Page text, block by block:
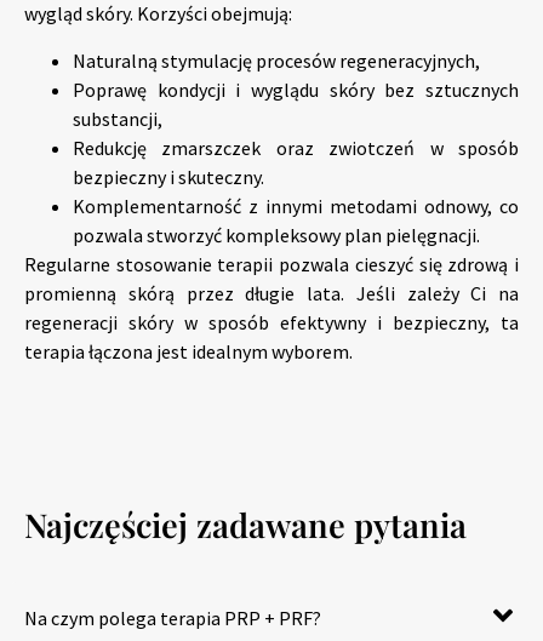
wygląd skóry. Korzyści obejmują:
Naturalną stymulację procesów regeneracyjnych,
Poprawę kondycji i wyglądu skóry bez sztucznych
substancji,
Redukcję zmarszczek oraz zwiotczeń w sposób
bezpieczny i skuteczny.
Komplementarność z innymi metodami odnowy, co
pozwala stworzyć kompleksowy plan pielęgnacji.
Regularne stosowanie terapii pozwala cieszyć się zdrową i
promienną skórą przez długie lata. Jeśli zależy Ci na
regeneracji skóry w sposób efektywny i bezpieczny, ta
terapia łączona jest idealnym wyborem.
Najczęściej zadawane pytania
Na czym polega terapia PRP + PRF?